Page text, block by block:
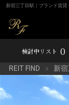
新宿三丁目駅｜ブランド賃貸
検討中リスト 0
REIT FIND 新